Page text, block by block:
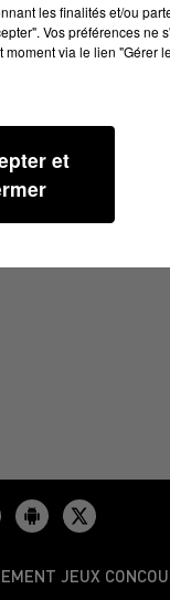
JEUX
les finalités et/ou
Vos préférences ne
via le lien "Gérer
et